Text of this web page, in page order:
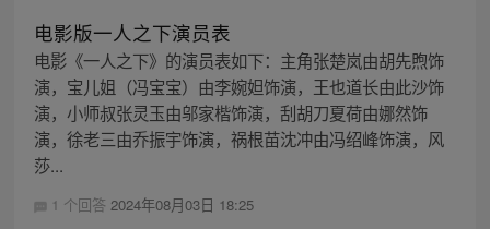
电影版一人之下演员表
电影《一人之下》的演员表如下：主角张楚岚由胡先煦饰
演，宝儿姐（冯宝宝）由李婉妲饰演，王也道长由此沙饰
演，小师叔张灵玉由邬家楷饰演，刮胡刀夏荷由娜然饰
演，徐老三由乔振宇饰演，祸根苗沈冲由冯绍峰饰演，风
莎...
1 个回答 2024年08月03日 18:25